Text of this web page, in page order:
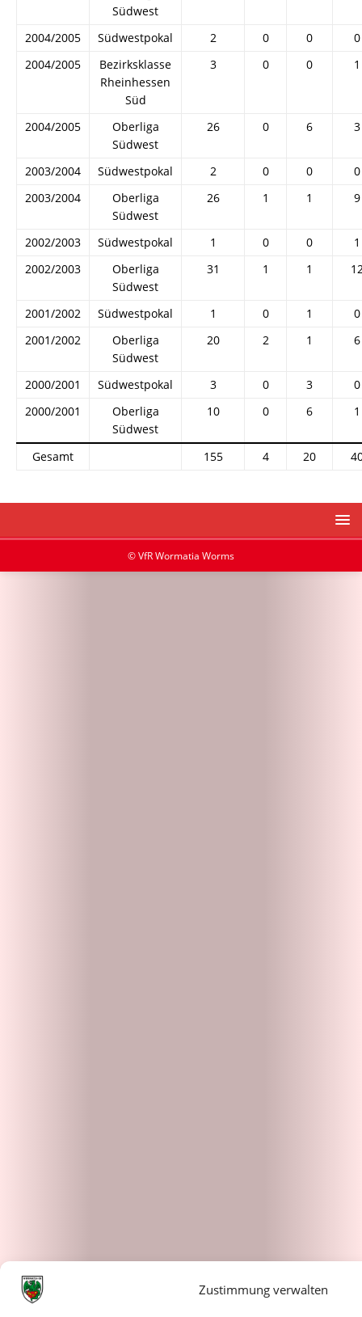
Zustimmung verwalten
Südwest
2004/2005 Südwestpokal 2 0 0
0
2004/2005
Bezirksklasse
Rheinhessen
Süd
3 0 0 1
2004/2005
Oberliga
Südwest
26 0 6 3
2003/2004 Südwestpokal 2 0 0
0
2003/2004
Oberliga
Südwest
26 1 1 9
2002/2003 Südwestpokal 1 0 0
1
2002/2003
Oberliga
Südwest
31 1 1
2001/2002 Südwestpokal 1 0 1
0
2001/2002
Oberliga
Südwest
20 2 1 6
2000/2001 Südwestpokal 3 0 3
0
2000/2001
Oberliga
Südwest
10 0 6 1
Gesamt 155 4 20
© VfR Wormatia Worms